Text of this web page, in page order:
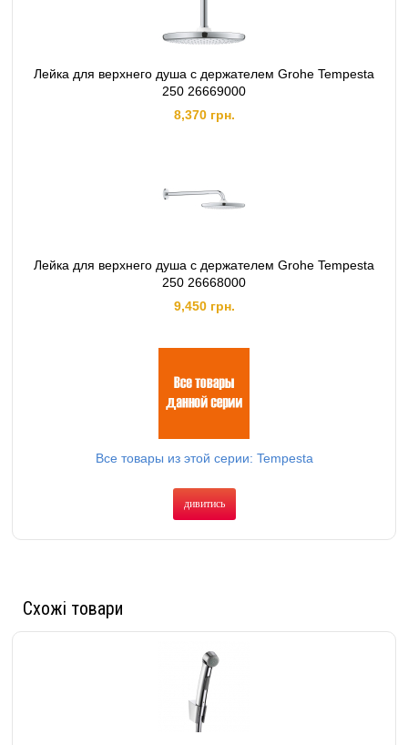
Лейка для верхнего душа с держателем Grohe Tempesta
250 26669000
8,370 грн.
Лейка для верхнего душа с держателем Grohe Tempesta
250 26668000
9,450 грн.
Все товары из этой серии: Tempesta
дивитись
Схожі товари